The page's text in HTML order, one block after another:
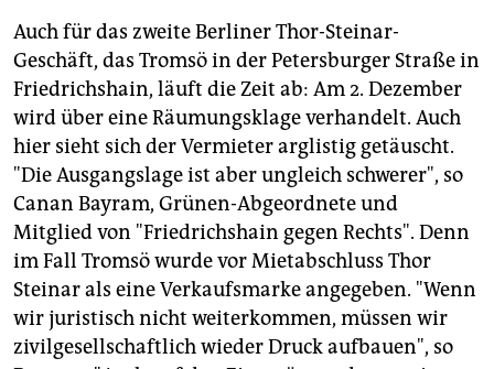
Auch für das zweite Berliner Thor-Steinar-
Geschäft, das Tromsö in der Petersburger Straße in
Friedrichshain, läuft die Zeit ab: Am 2. Dezember
wird über eine Räumungsklage verhandelt. Auch
hier sieht sich der Vermieter arglistig getäuscht.
"Die Ausgangslage ist aber ungleich schwerer", so
Canan Bayram, Grünen-Abgeordnete und
Mitglied von "Friedrichshain gegen Rechts". Denn
im Fall Tromsö wurde vor Mietabschluss Thor
Steinar als eine Verkaufsmarke angegeben. "Wenn
wir juristisch nicht weiterkommen, müssen wir
zivilgesellschaftlich wieder Druck aufbauen", so